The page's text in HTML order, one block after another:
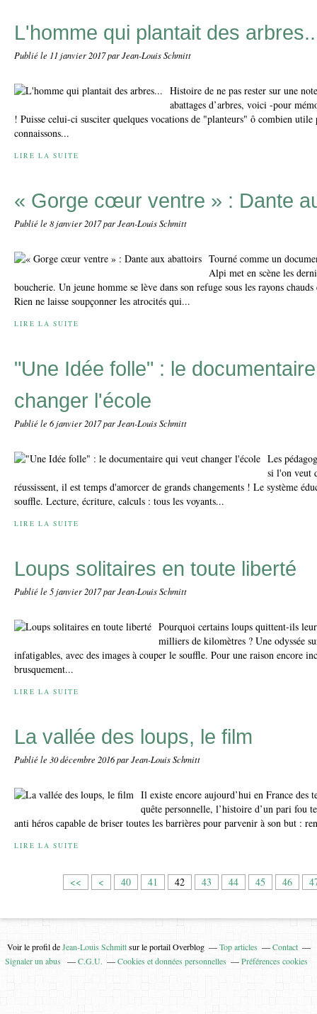
L'homme qui plantait des
Publié le 11 janvier 2017par Jean-Louis Schmitt
Histoire de ne pas rester sur une
abattages d’arbres, voici -pour
! Puisse celui-ci susciter quelques vocations de "planteurs" ô combien utile
connaissons...
LIRE LA SUITE
« Gorge cœur ventre » : Dante
Publié le 8 janvier 2017par Jean-Louis Schmitt
Tourné comme un
Alpi met en scène les
boucherie. Un jeune homme se lève dans son refuge sous les rayons
Rien ne laisse soupçonner les atrocités qui...
LIRE LA SUITE
"Une Idée folle" : le
changer l'école
Publié le 6 janvier 2017par Jean-Louis Schmitt
Les
si l'on veut
réussissent, il est temps d'amorcer de grands changements ! Le système
souffle. Lecture, écriture, calculs : tous les voyants...
LIRE LA SUITE
Loups solitaires en toute liberté
Publié le 5 janvier 2017par Jean-Louis Schmitt
Pourquoi certains loups quittent-ils
milliers de kilomètres ? Une odyssée
infatigables, avec des images à couper le souffle. Pour une raison encore
brusquement...
LIRE LA SUITE
La vallée des loups, le film
Publié le 30 décembre 2016par Jean-Louis Schmitt
Il existe encore aujourd’hui en France des
quête personnelle, l’histoire d’un pari fou
anti héros capable de briser toutes les barrières pour parvenir à son but :
LIRE LA SUITE
<< <
1
2
3
40 41 42 43 44 45 46
Voir le profil deJean-Louis Schmittsur le portail Overblog Top articles
Contact
Signaler un abus
C.G.U. Cookies et données personnelles Préférences cookies